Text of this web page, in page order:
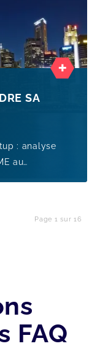
SA
: analyse
au
Page 1 sur 16
FAQ